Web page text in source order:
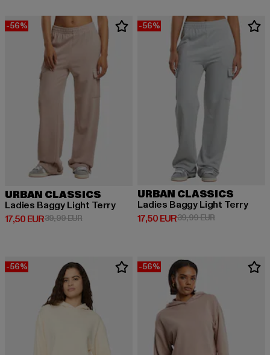
-56%
URBAN CLASSICS
Ladies Baggy Light Terry
17,50 EUR
Derzeitiger Preis: 17,50 EUR
39,99 EURAktionspreis: 39,99 EUR
-56%
URBAN CLASSICS
Ladies Baggy Light Terry
17,50 EUR
Derzeitiger Preis: 17,50 EUR
39,99 EURAktionspreis:
-56% -56%